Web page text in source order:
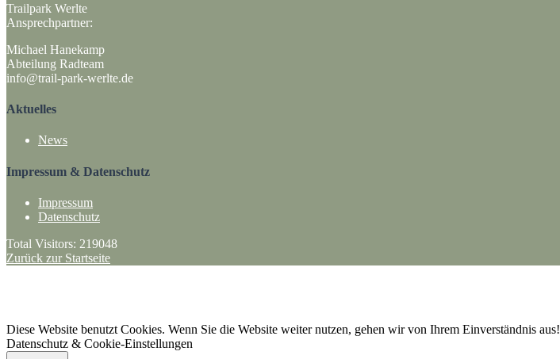
Trailpark Werlte
Ansprechpartner:
Michael Hanekamp
Abteilung Radteam
info@trail-park-werlte.de
Aktuelles
News
Impressum & Datenschutz
Impressum
Datenschutz
Total Visitors: 219048
Zurück zur Startseite
Diese Website benutzt Cookies. Wenn Sie die Website weiter nutzen, gehen wir von Ihrem Einverständnis aus!
Datenschutz & Cookie-Einstellungen